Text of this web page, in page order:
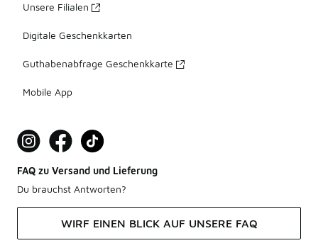
Unsere Filialen
Digitale Geschenkkarten
Guthabenabfrage Geschenkkarte
Mobile App
FAQ zu Versand und Lieferung
Du brauchst Antworten?
WIRF EINEN BLICK AUF UNSERE FAQ